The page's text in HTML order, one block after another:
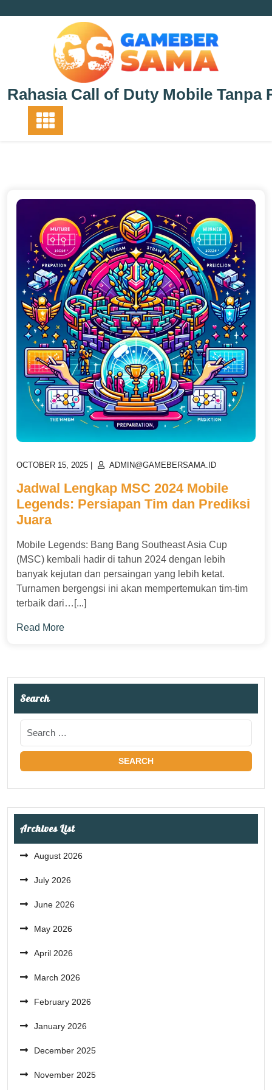
Rahasia Call of Duty Mobile Tanpa
POSTED
OCTOBER 15, 2025
POSTED
ADMIN@GAMEBERSAMA.ID
Jadwal Lengkap MSC 2024 Mobile
Legends: Persiapan Tim dan Prediksi
Juara
Mobile Legends: Bang Bang Southeast Asia Cup
(MSC) kembali hadir di tahun 2024 dengan lebih
banyak kejutan dan persaingan yang lebih ketat.
Turnamen bergengsi ini akan mempertemukan tim-tim
terbaik dari…[...]
Read More
Search
Archives List
August 2026
July 2026
June 2026
May 2026
April 2026
March 2026
February 2026
January 2026
December 2025
November 2025